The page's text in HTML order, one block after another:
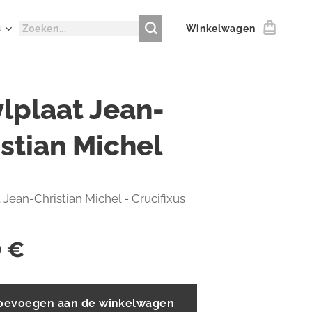
Winkelwagen
Jean-
Michel
Christian Michel - Crucifixus
€
aan de winkelwagen